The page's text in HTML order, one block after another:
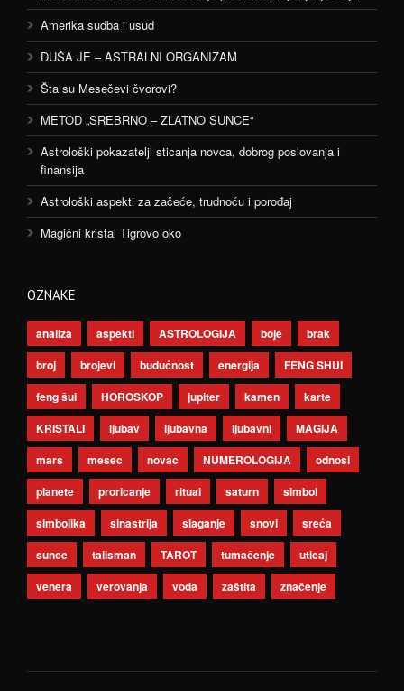
Amerika sudba i usud
DUŠA JE – ASTRALNI ORGANIZAM
Šta su Mesečevi čvorovi?
METOD „SREBRNO – ZLATNO SUNCE“
Astrološki pokazatelji sticanja novca, dobrog poslovanja i
finansija
Astrološki aspekti za začeće, trudnoću i porođaj
Magični kristal Tigrovo oko
OZNAKE
analiza aspekti ASTROLOGIJA boje
brak
broj
brojevi budućnost energija
FENG SHUI
feng šui
HOROSKOP jupiter kamen
karte
KRISTALI
ljubav ljubavna ljubavni
MAGIJA
mars
mesec novac NUMEROLOGIJA
odnosi
planete
proricanje ritual saturn
simbol
simbolika
sinastrija slaganje snovi
sreća
sunce
talisman TAROT tumačenje
uticaj
venera
verovanja voda zaštita značenje